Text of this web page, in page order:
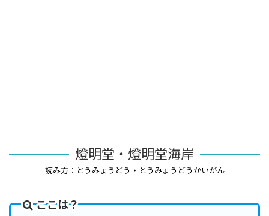
燈明堂・燈明堂海岸
読み方：とうみょうどう・とうみょうどうかいがん
ここは？